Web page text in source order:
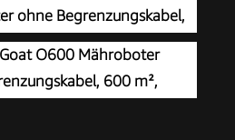
ohne Begrenzungskabel,
Goat O600 Mähroboter
600 m²,